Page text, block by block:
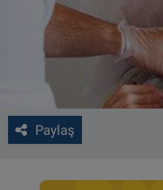
Paylaş
CONTACT
Çerez Politikası